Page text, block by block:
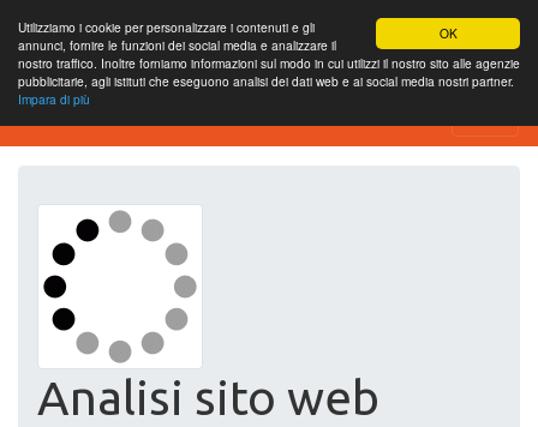
OK
Utilizziamo i cookie per personalizzare i contenuti e gli
annunci, fornire le funzioni dei social media e analizzare il
nostro traffico. Inoltre forniamo informazioni sul modo in cui utilizzi il nostro sito alle agenzie
pubblicitarie, agli istituti che eseguono analisi dei dati web e ai social media nostri partner.
Impara di più
Free SEO Testing Tool
Analisi sito web